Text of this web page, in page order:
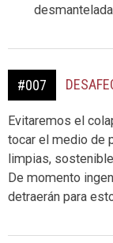
#007
Evitaremos el
tocar el medio de
limpias,
De momento
detraerán para